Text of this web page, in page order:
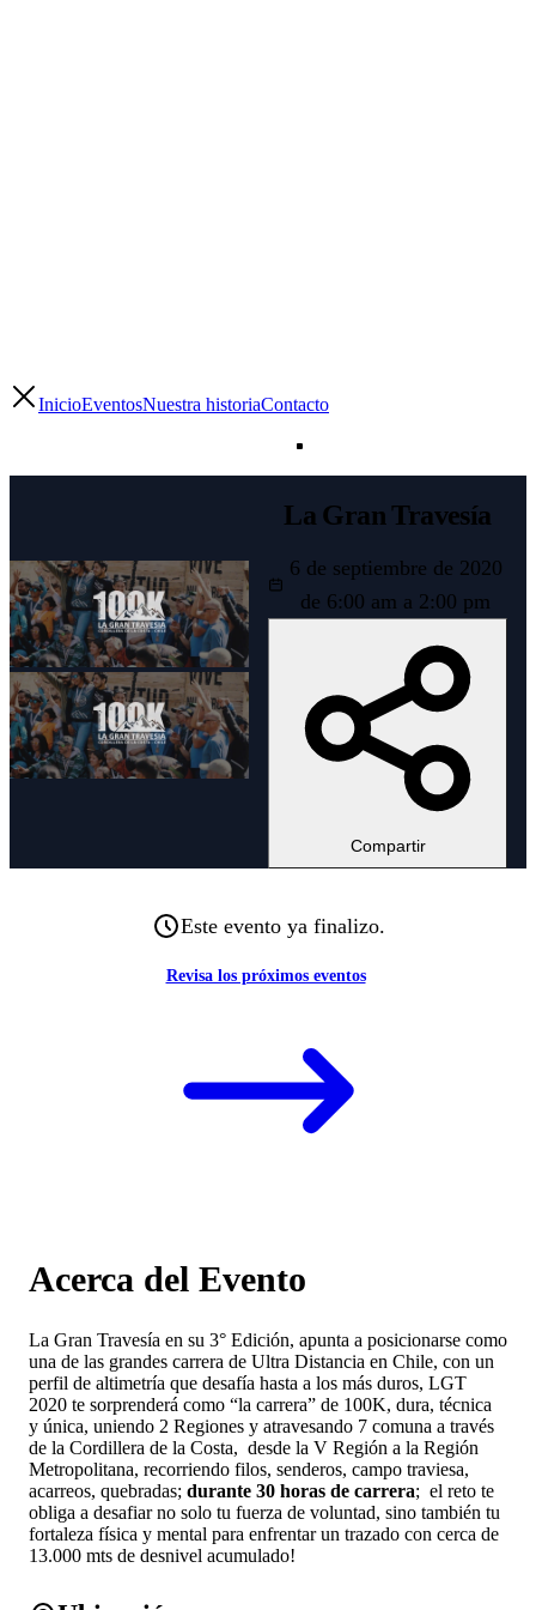
InicioEventosNuestra historiaContacto
La Gran Travesía
6 de septiembre de 2020
de 6:00 am a 2:00 pm
Compartir
Este evento ya finalizo.
Revisa los próximos eventos
Acerca del Evento
La Gran Travesía en su 3° Edición, apunta a posicionarse como
una de las grandes carrera de Ultra Distancia en Chile, con un
perfil de altimetría que desafía hasta a los más duros, LGT
2020 te sorprenderá como “la carrera” de 100K, dura, técnica
y única, uniendo 2 Regiones y atravesando 7 comuna a través
de la Cordillera de la Costa, desde la V Región a la Región
Metropolitana, recorriendo filos, senderos, campo traviesa,
acarreos, quebradas; durante 30 horas de carrera; el reto te
obliga a desafiar no solo tu fuerza de voluntad, sino también tu
fortaleza física y mental para enfrentar un trazado con cerca de
13.000 mts de desnivel acumulado!